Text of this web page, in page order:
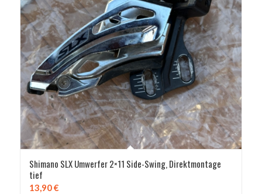
Shimano SLX Umwerfer 2×11 Side-Swing, Direktmontage
tief
13,90€